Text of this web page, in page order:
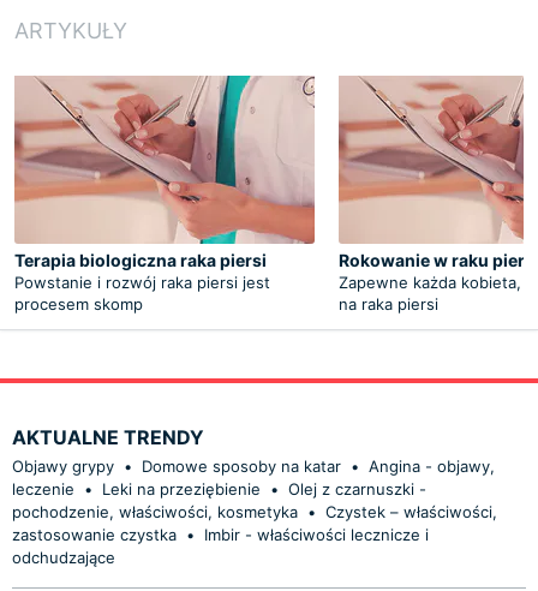
ARTYKUŁY
Terapia biologiczna raka piersi
Powstanie i rozwój raka piersi jest
procesem skomp
Rokowanie w raku piersi
Zapewne każda kobieta,
na raka piersi
AKTUALNE TRENDY
Objawy grypy • Domowe sposoby na katar • Angina - objawy,
leczenie
• Leki na przeziębienie • Olej z czarnuszki -
pochodzenie, właściwości, kosmetyka • Czystek – właściwości,
zastosowanie czystka •
Imbir - właściwości lecznicze i
odchudzające